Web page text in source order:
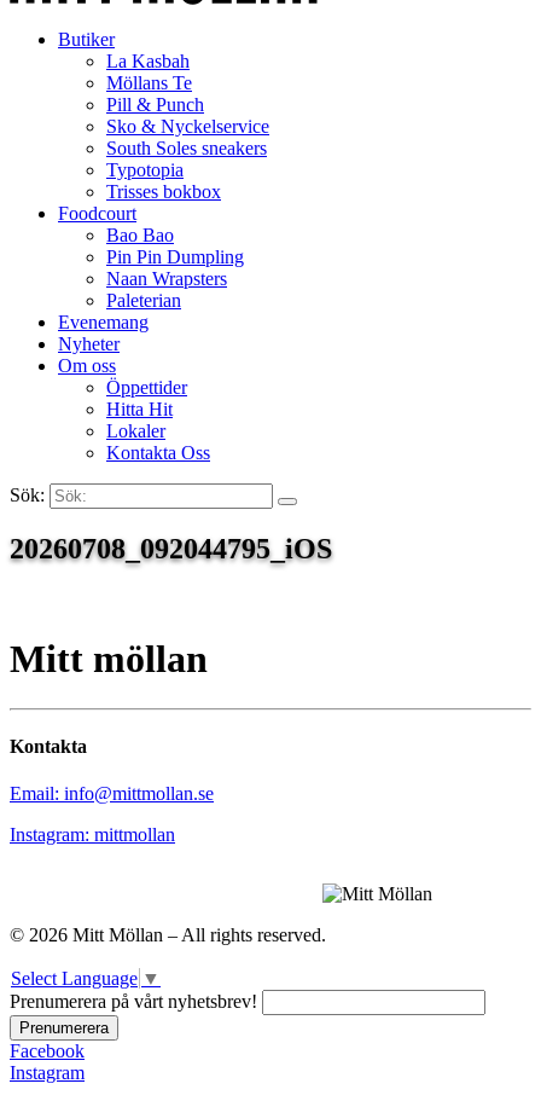
Butiker
La Kasbah
Möllans Te
Pill & Punch
Sko & Nyckelservice
South Soles sneakers
Typotopia
Trisses bokbox
Foodcourt
Bao Bao
Pin Pin Dumpling
Naan Wrapsters
Paleterian
Evenemang
Nyheter
Om oss
Öppettider
Hitta Hit
Lokaler
Kontakta Oss
Sök:
Search
20260708_092044795_iOS
Mitt möllan
Kontakta
Email: info@mittmollan.se
Instagram: mittmollan
© 2026 Mitt Möllan – All rights reserved.
Select Language ▼
Prenumerera på vårt nyhetsbrev!
Facebook
Instagram